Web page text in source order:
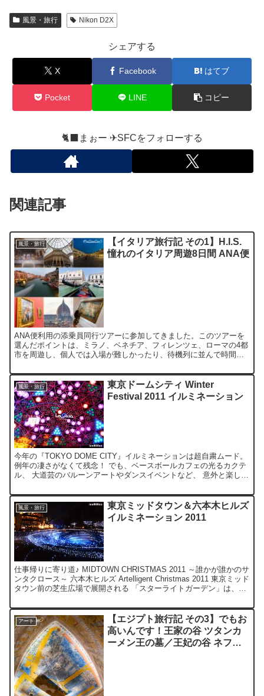
風景・旅行 Nikon D2X
シェアする
X Facebook はてブ
Pocket LINE コピー
🐈‍⬛まぉー ✈︎SFCをフォローする
関連記事
風景・旅行
【イタリア旅行記 その1】H.I.S.
憧れのイタリア周遊8日間 ANA便
ANA便利用の添乗員同行ツアーに参加してきました。このツアーを
選んだポイントは、ミラノ、ベネチア、フィレンツェ、ローマの4都
市を周遊し、個人では入場が難しかったり、待機列に並んで時間を
風景・旅行
東京ドームシティ Winter
Festival 2011 イルミネーション
今年の『TOKYO DOME CITY』イルミネーションは超自粛ムード。
例年の凄さがなくて残念！ でも、ベースボールカフェの光るカクテ
ル、 大道芸のバルーンアートやダンスイベントなど、 意外と楽しめ
風景・旅行
東京ミッドタウン＆六本木ヒルズ
イルミネーション 2011
仕事帰りに寄り道♪ MIDTOWN CHRISTMAS 2011 ～誰かが誰かのサ
ンタクロース～ 六本木ヒルズ Artelligent Christmas 2011 東京ミッド
タウン前の芝生広場で展開される 「スターライトガーデン」は、
アート
【エジプト旅行記 その3】でもお
高いんです！王家の谷 ツタンカ
ーメン王の墓／王妃の谷 ネフェ